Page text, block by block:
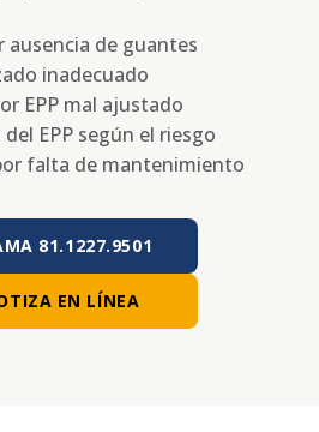
ausencia de guantes
inadecuado
EPP mal ajustado
EPP según el riesgo
falta de mantenimiento
81.1227.9501
EN LÍNEA